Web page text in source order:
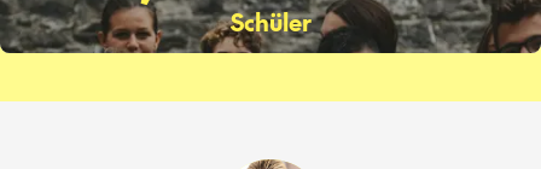
Schüler